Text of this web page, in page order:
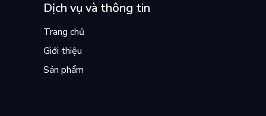
Dịch vụ và thông tin
Trang chủ
Giới thiệu
Sản phẩm